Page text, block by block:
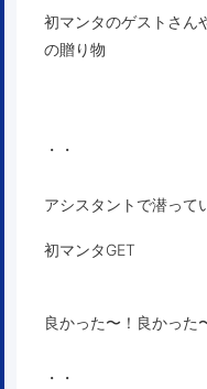
初マンタのゲストさん
の贈り物
・・
アシスタントで潜って
初マンタGET
良かった〜！良かっ
・・